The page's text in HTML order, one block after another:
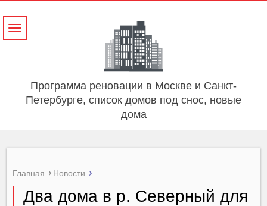
Программа реновации в Москве и Санкт-
Петербурге, список домов под снос, новые
дома
Навигация
Главная Новости
Два дома в р. Северный для